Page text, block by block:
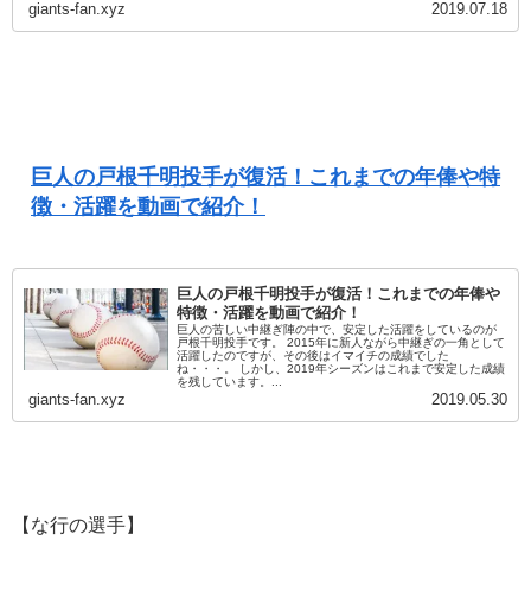
giants-fan.xyz 2019.07.18
巨人の戸根千明投手が復活！これまでの年俸や特
徴・活躍を動画で紹介！
巨人の戸根千明投手が復活！これまでの年俸や
特徴・活躍を動画で紹介！
巨人の苦しい中継ぎ陣の中で、安定した活躍をしているのが
戸根千明投手です。 2015年に新人ながら中継ぎの一角として
活躍したのですが、その後はイマイチの成績でした
ね・・・。 しかし、2019年シーズンはこれまで安定した成績
を残しています。...
giants-fan.xyz 2019.05.30
【な行の選手】